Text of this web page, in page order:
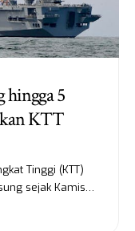
hingga 5
KTT
Tinggi (KTT)
sejak Kamis…